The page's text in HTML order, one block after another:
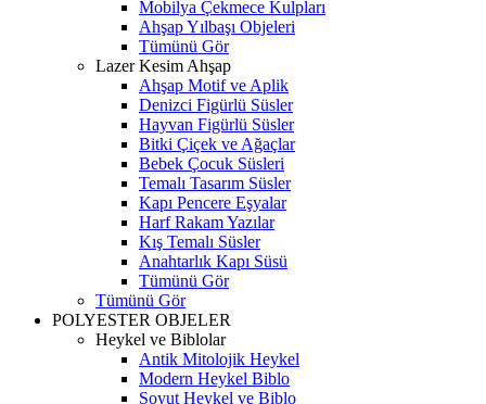
Mobilya Çekmece Kulpları
Ahşap Yılbaşı Objeleri
Tümünü Gör
Lazer Kesim Ahşap
Ahşap Motif ve Aplik
Denizci Figürlü Süsler
Hayvan Figürlü Süsler
Bitki Çiçek ve Ağaçlar
Bebek Çocuk Süsleri
Temalı Tasarım Süsler
Kapı Pencere Eşyalar
Harf Rakam Yazılar
Kış Temalı Süsler
Anahtarlık Kapı Süsü
Tümünü Gör
Tümünü Gör
POLYESTER OBJELER
Heykel ve Biblolar
Antik Mitolojik Heykel
Modern Heykel Biblo
Soyut Heykel ve Biblo